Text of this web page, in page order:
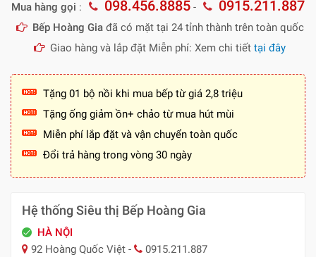
Mua hàng gọi : 098.456.8885 - 0915.211.887
Bếp Hoàng Giađã có mặt tại 24 tỉnh thành trên toàn quốc
Giao hàng và lắp đặt Miễn phí: Xem chi tiết tại đây
Tặng 01 bộ nồi khi mua bếp từ giá 2,8 triệu
Tặng ống giảm ồn+ chảo từ mua hút mùi
Miễn phí lắp đặt và vận chuyển toàn quốc
Đổi trả hàng trong vòng 30 ngày
Hệ thống Siêu thị Bếp Hoàng Gia
HÀ NỘI
92 Hoàng Quốc Việt -
0915.211.887